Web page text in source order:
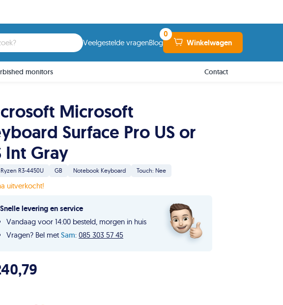
Veelgestelde vragenBlog
0
Winkelwagen
monitors Contact
Microsoft
Surface Pro US or
Int Gray
R3-4450U GB Notebook Keyboard Touch: Nee
uitverkocht!
Snelle levering en service
Vandaag voor 14:00 besteld, morgen in huis
Vragen? Bel met Sam: 085 303 57 45